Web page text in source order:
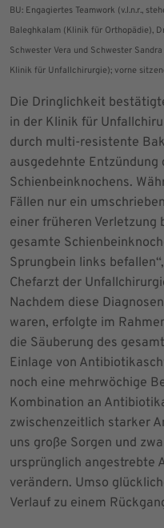
BU: Engagiertes Teamwork (v.l.n.r.,
Baleghkalam (Klinik für Orthopädie),
Schwester Vera und Schwester
Klinik für Unfallchirurgie); vorne
Die Dringlichkeit
in der Klinik für
durch multi-resistente
ausgedehnte Entzündung
Schienbeinknochens.
Fällen nur ein
einer früheren
gesamte
Sprungbein links
Chefarzt der
Nachdem diese
waren, erfolgte im
die Säuberung des
Einlage von
noch eine mehrwöchige
Kombination an
zwischenzeitlich starker
uns große Sorgen und
ursprünglich angestrebte
verändern. Umso
Verlauf zu einem